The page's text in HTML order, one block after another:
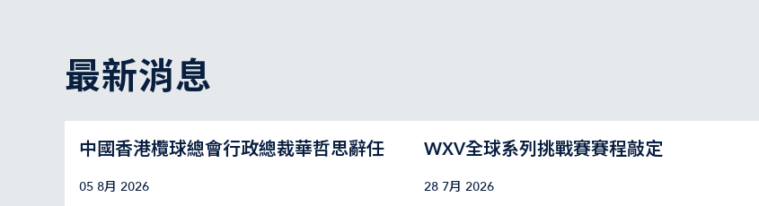
最新消息
中國香港欖球總會行政總裁華哲思辭任
05 8月 2026
WXV全球系列挑戰賽賽程敲定
28 7月 2026